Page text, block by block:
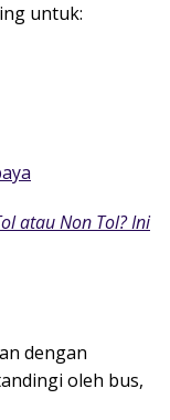
untuk:
atau Non Tol? Ini
dengan
oleh bus,